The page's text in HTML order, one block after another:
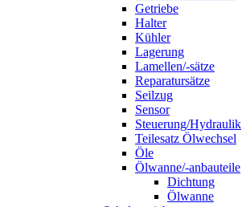
Getriebe
Halter
Kühler
Lagerung
Lamellen/-sätze
Reparatursätze
Seilzug
Sensor
Steuerung/Hydraulik
Teilesatz Ölwechsel
Öle
Ölwanne/-anbauteile
Dichtung
Ölwanne